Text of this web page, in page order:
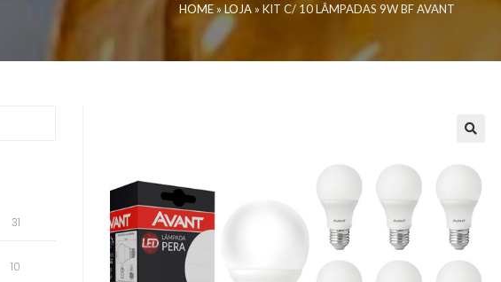
HOME»LOJA» KIT C/ 10 LÂMPADAS 9W BF AVANT
31
10